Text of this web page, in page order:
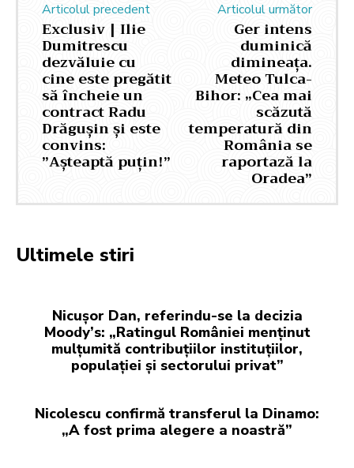
Articolul precedent
Exclusiv | Ilie
Dumitrescu
dezvăluie cu
cine este pregătit
să încheie un
contract Radu
Drăgușin și este
convins:
”Așteaptă puțin!”
Articolul următor
Ger intens
duminică
dimineața.
Meteo Tulca-
Bihor: „Cea mai
scăzută
temperatură din
România se
raportază la
Oradea”
Ultimele stiri
Nicușor Dan, referindu-se la decizia
Moody’s: „Ratingul României menținut
mulțumită contribuțiilor instituțiilor,
populației și sectorului privat”
Nicolescu confirmă transferul la Dinamo:
„A fost prima alegere a noastră”